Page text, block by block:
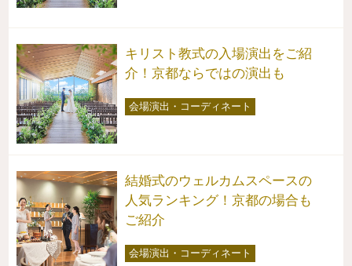
キリスト教式の入場演出をご紹
介！京都ならではの演出も
会場演出・コーディネート
結婚式のウェルカムスペースの
人気ランキング！京都の場合も
ご紹介
会場演出・コーディネート